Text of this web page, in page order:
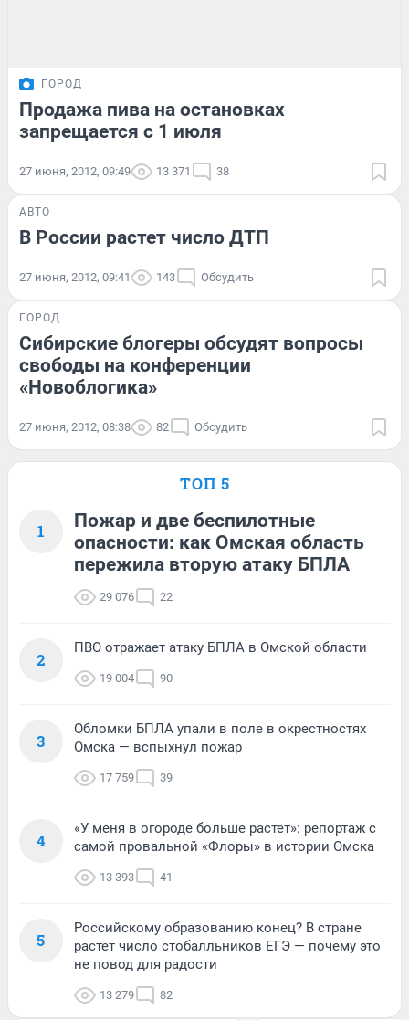
ГОРОД
Продажа пива на остановках
запрещается с 1 июля
27 июня, 2012, 09:49 13 371 38
АВТО
В России растет число ДТП
27 июня, 2012, 09:41 143 Обсудить
ГОРОД
Сибирские блогеры обсудят вопросы
свободы на конференции
«Новоблогика»
27 июня, 2012, 08:38 82 Обсудить
ТОП 5
1
Пожар и две беспилотные
опасности: как Омская область
пережила вторую атаку БПЛА
29 076 22
2
ПВО отражает атаку БПЛА в Омской области
19 004 90
3
Обломки БПЛА упали в поле в окрестностях
Омска — вспыхнул пожар
17 759 39
4
«У меня в огороде больше растет»: репортаж с
самой провальной «Флоры» в истории Омска
13 393 41
5
Российскому образованию конец? В стране
растет число стобалльников ЕГЭ — почему это
не повод для радости
13 279 82